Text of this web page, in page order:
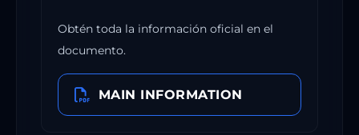
Obtén toda la información oficial en el
documento.
MAIN INFORMATION